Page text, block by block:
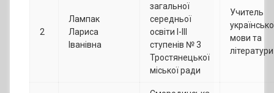
2
Лампак
Лариса
Іванівна
загальної
середньої
освіти І-ІІІ
ступенів № 3
Тростянецької
міської ради
Учитель
мови та
літератури